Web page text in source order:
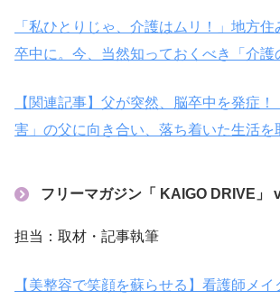
「私ひとりじゃ、介護はムリ！」地方
卒中に。今、当然知っておくべき「介護
【関連記事】父が突然、脳卒中を発症
害」の父に向き合い、落ち着いた生活を
フリーマガジン「 KAIGO DRIVE」
担当：取材・記事執筆
【美整容で笑顔を蘇らせる】看護師メ